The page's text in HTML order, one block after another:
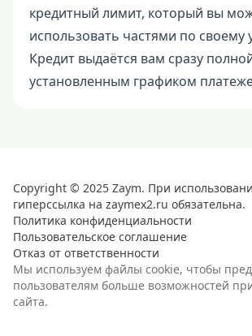
кредитный лимит, который вы
использовать частями по своему
Кредит выдаётся вам сразу
установленным графиком
Copyright © 2025 Zaym. При
гиперссылка на zaymex2.ru обязательна.
Политика конфиденциальности
Пользовательское соглашение
Отказ от ответственности
Мы используем файлы cookie, чтобы
пользователям больше возможностей
сайта.